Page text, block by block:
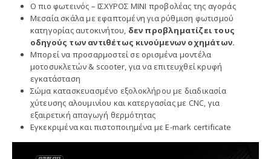
Ο πιο φωτεινός – ΙΣΧΥΡΟΣ ΜΙΝΙ προβολέας της αγοράς
Μεσαία σκάλα με εφαπτομένη για ρύθμιση φωτισμού
κατηγορίας αυτοκινήτου, δεν προβληματίζει τους
οδηγούς των αντιθέτως κινούμενων οχημάτων.
Μπορεί να προσαρμοστεί σε ορισμένα μοντέλα
μοτοσυκλετών & scooter, για να επιτευχθεί κρυφή
εγκατάσταση
Σώμα κατασκευασμένο εξολοκλήρου με διαδικασία
χύτευσης αλουμινίου και κατεργασίας με CNC, για
εξαιρετική απαγωγή θερμότητας
Εγκεκριμένα και πιστοποιημένα με E-mark certificate